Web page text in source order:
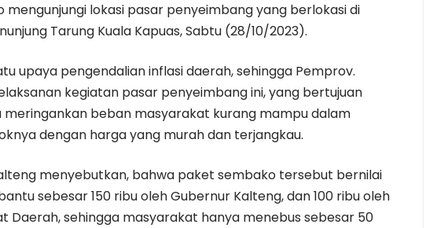
mengunjungi lokasi pasar penyeimbang yang berlokasi di
Tarung Kuala Kapuas, Sabtu (28/10/2023).
upaya pengendalian inflasi daerah, sehingga Pemprov.
kegiatan pasar penyeimbang ini, yang bertujuan
meringankan beban masyarakat kurang mampu dalam
dengan harga yang murah dan terjangkau.
menyebutkan, bahwa paket sembako tersebut bernilai
sebesar 150 ribu oleh Gubernur Kalteng, dan 100 ribu oleh
Daerah, sehingga masyarakat hanya menebus sebesar 50